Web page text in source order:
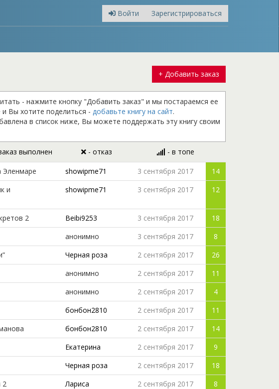
Войти Зарегистрироваться
+ Добавить заказ
- нажмите кнопку "Добавить заказ" и мы постараемся ее
и Вы хотите поделиться - добавьте книгу на сайт.
в список ниже, Вы можете поддержать эту книгу своим
выполнен - отказ - в топе
Эленмаре showipme71 3 сентября 2017
14
и
showipme71 3 сентября 2017 12
2 Beibi9253 3 сентября 2017
18
анонимно 3 сентября 2017
8
Черная роза 2 сентября 2017
26
анонимно 2 сентября 2017
11
анонимно 2 сентября 2017
4
бонбон2810 2 сентября 2017
11
бонбон2810 2 сентября 2017
14
Екатерина 2 сентября 2017
9
Черная роза 2 сентября 2017
18
2
Лариса 2 сентября 2017
8